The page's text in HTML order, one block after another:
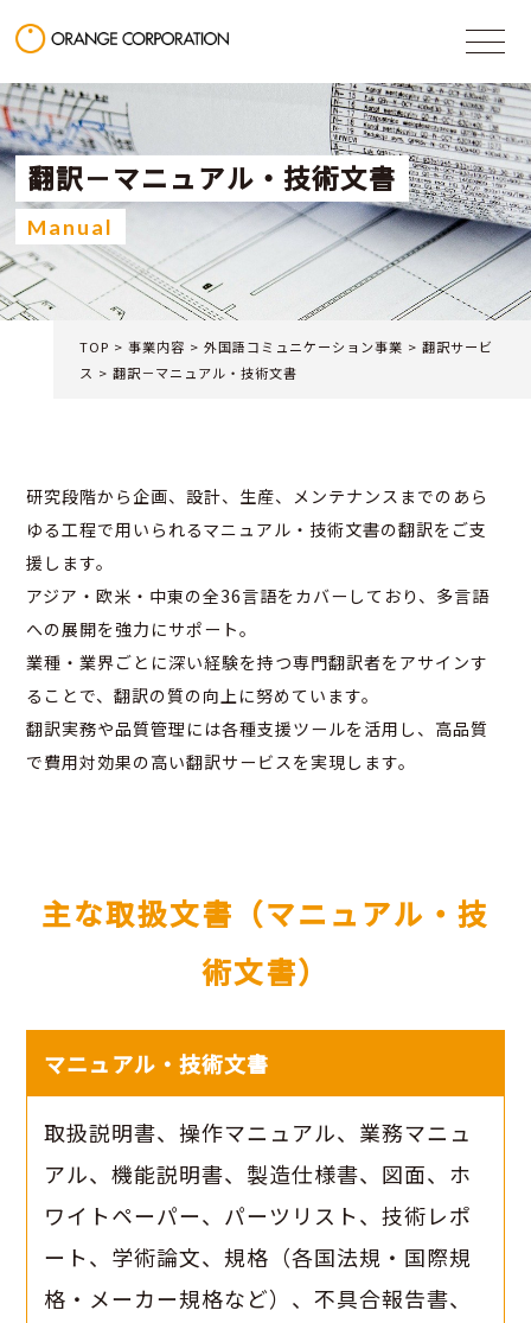
翻訳－マニュアル・技術文書
Manual
TOP >事業内容 >外国語コミュニケーション事業 >翻訳サービ
ス >翻訳－マニュアル・技術文書
研究段階から企画、設計、生産、メンテナンスまでのあら
ゆる工程で用いられるマニュアル・技術文書の翻訳をご支
援します。
アジア・欧米・中東の全36言語をカバーしており、多言語
への展開を強力にサポート。
業種・業界ごとに深い経験を持つ専門翻訳者をアサインす
ることで、翻訳の質の向上に努めています。
翻訳実務や品質管理には各種支援ツールを活用し、高品質
で費用対効果の高い翻訳サービスを実現します。
主な取扱文書（マニュアル・技
術文書）
マニュアル・技術文書
取扱説明書、操作マニュアル、業務マニュ
アル、機能説明書、製造仕様書、図面、ホ
ワイトペーパー、パーツリスト、技術レポ
ート、学術論文、規格（各国法規・国際規
格・メーカー規格など）、不具合報告書、